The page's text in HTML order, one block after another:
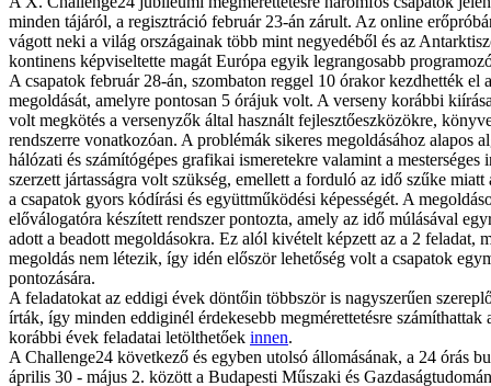
minden tájáról, a regisztráció február 23-án zárult. Az online
vágott neki a világ országainak több mint negyedéből és az
kontinens képviseltette magát Európa egyik legrangosabb
A csapatok február 28-án, szombaton reggel 10 órakor kezdhették el
megoldását, amelyre pontosan 5 órájuk volt. A verseny korábbi
volt megkötés a versenyzők által használt fejlesztőeszközökre,
rendszerre vonatkozóan. A problémák sikeres megoldásához alapos
hálózati és számítógépes grafikai ismeretekre valamint a mesterséges
szerzett jártasságra volt szükség, emellett a forduló az idő szűke miatt
a csapatok gyors kódírási és együttműködési képességét. A
előválogatóra készített rendszer pontozta, amely az idő múlásával
adott a beadott megoldásokra. Ez alól kivételt képzett az a 2 feladat,
megoldás nem létezik, így idén először lehetőség volt a csapatok
pontozására.
A feladatokat az eddigi évek döntőin többször is nagyszerűen
írták, így minden eddiginél érdekesebb megmérettetésre számíthattak
korábbi évek feladatai letölthetőek innen.
A Challenge24 következő és egyben utolsó állomásának, a 24 órás
április 30 - május 2. között a Budapesti Műszaki és